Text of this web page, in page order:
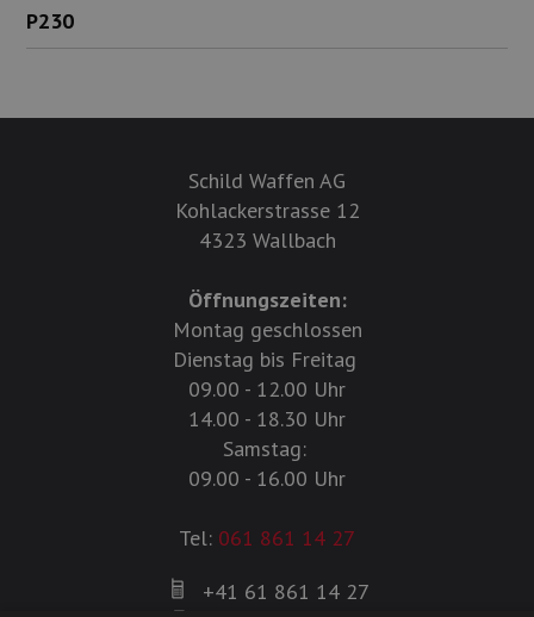
P230
Schild Waffen AG
Kohlackerstrasse 12
4323 Wallbach
Öffnungszeiten:
Montag geschlossen
Dienstag bis Freitag
09.00 - 12.00 Uhr
14.00 - 18.30 Uhr
Samstag:
09.00 - 16.00 Uhr
Tel: 061 861 14 27
+41 61 861 14 27